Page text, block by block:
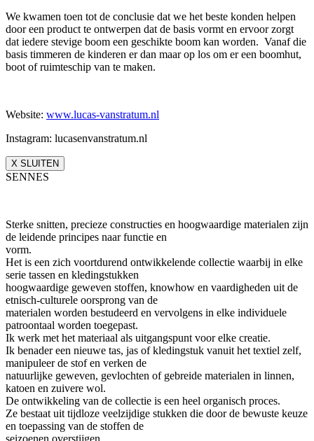
We kwamen toen tot de conclusie dat we het beste konden helpen
door een product te ontwerpen dat de basis vormt en ervoor zorgt
dat iedere stevige boom een geschikte boom kan worden. Vanaf die
basis timmeren de kinderen er dan maar op los om er een boomhut,
boot of ruimteschip van te maken.
Website: www.lucas-vanstratum.nl
Instagram: lucasenvanstratum.nl
X SLUITEN
SENNES
Sterke snitten, precieze constructies en hoogwaardige materialen zijn
de leidende principes naar functie en
vorm.
Het is een zich voortdurend ontwikkelende collectie waarbij in elke
serie tassen en kledingstukken
hoogwaardige geweven stoffen, knowhow en vaardigheden uit de
etnisch-culturele oorsprong van de
materialen worden bestudeerd en vervolgens in elke individuele
patroontaal worden toegepast.
Ik werk met het materiaal als uitgangspunt voor elke creatie.
Ik benader een nieuwe tas, jas of kledingstuk vanuit het textiel zelf,
manipuleer de stof en verken de
natuurlijke geweven, gevlochten of gebreide materialen in linnen,
katoen en zuivere wol.
De ontwikkeling van de collectie is een heel organisch proces.
Ze bestaat uit tijdloze veelzijdige stukken die door de bewuste keuze
en toepassing van de stoffen de